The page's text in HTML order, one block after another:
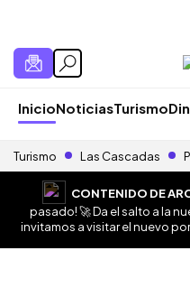
InicioNoticiasTurismo
Turismo Las Cascadas
CONTENIDO DE
pasado! 🚀 Da el salto a la
invitamos a visitar el nuevo